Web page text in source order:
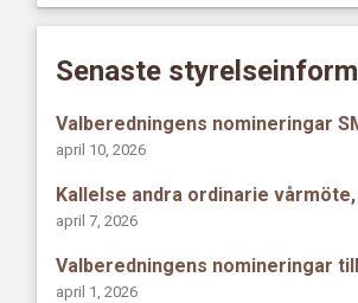
Senaste
Valberedningens nomineringar
april 10, 2026
Kallelse andra ordinarie vårmöte,
april 7, 2026
Valberedningens nomineringar
april 1, 2026